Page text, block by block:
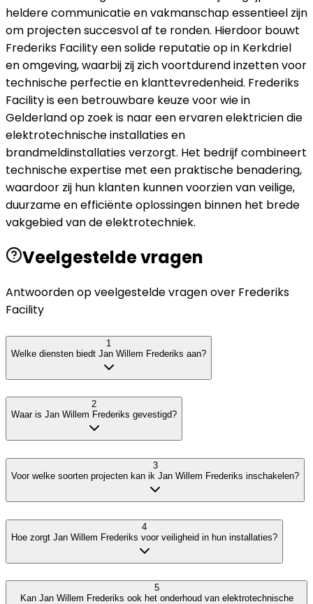
heldere communicatie en vakmanschap essentieel zijn
om projecten succesvol af te ronden. Hierdoor bouwt
Frederiks Facility een solide reputatie op in Kerkdriel
en omgeving, waarbij zij zich voortdurend inzetten voor
technische perfectie en klanttevredenheid. Frederiks
Facility is een betrouwbare keuze voor wie in
Gelderland op zoek is naar een ervaren elektricien die
elektrotechnische installaties en
brandmeldinstallaties verzorgt. Het bedrijf combineert
technische expertise met een praktische benadering,
waardoor zij hun klanten kunnen voorzien van veilige,
duurzame en efficiënte oplossingen binnen het brede
vakgebied van de elektrotechniek.
Veelgestelde vragen
Antwoorden op veelgestelde vragen over Frederiks
Facility
1
Welke diensten biedt Jan Willem Frederiks aan?
2
Waar is Jan Willem Frederiks gevestigd?
3
Voor welke soorten projecten kan ik Jan Willem Frederiks inschakelen?
4
Hoe zorgt Jan Willem Frederiks voor veiligheid in hun installaties?
5
Kan Jan Willem Frederiks ook het onderhoud van elektrotechnische